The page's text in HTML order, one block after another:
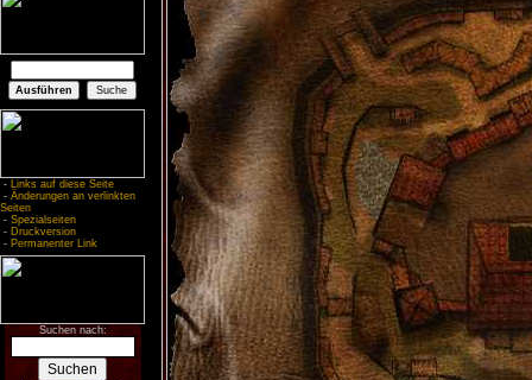
- Links auf diese Seite
- Änderungen an verlinkten
Seiten
- Spezialseiten
- Druckversion
- Permanenter Link
Suchen nach: